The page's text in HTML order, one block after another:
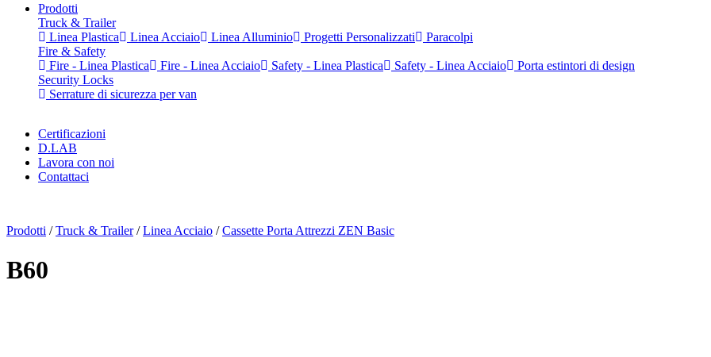
Prodotti
Truck & Trailer
Linea Plastica
Linea Acciaio Linea Alluminio Progetti Personalizzati
Paracolpi
Fire & Safety
Fire - Linea Plastica
Fire - Linea Acciaio Safety - Linea Plastica Safety - Linea Acciaio
Porta estintori di design
Security Locks
Serrature di sicurezza per van
Certificazioni
D.LAB
Lavora con noi
Contattaci
Prodotti /Truck & Trailer/Linea Acciaio /Cassette Porta Attrezzi ZEN Basic
B60